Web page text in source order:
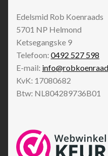
Edelsmid Rob Koenraads
5701 NP Helmond
Ketsegangske 9
Telefoon: 0492 527 598
E-mail:
KvK: 17080682
Btw: NL804289736B01